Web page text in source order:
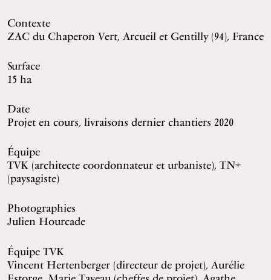
Contexte
ZAC du Chaperon Vert, Arcueil et Gentilly (94), France
Surface
15 ha
Date
Projet en cours, livraisons dernier chantiers 2020
Équipe
TVK (architecte coordonnateur et urbaniste), TN+
(paysagiste)
Photographies
Julien Hourcade
Équipe TVK
Vincent Hertenberger (directeur de projet), Aurélie